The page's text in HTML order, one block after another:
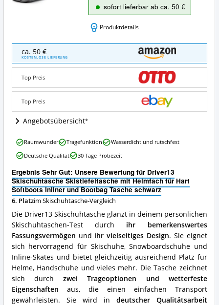
sofort lieferbar ab ca. 50 €
Produktdetails
Driver13
Skischuhtasche
Skistiefeltasche
Helmfach
für
Hart
Softboots
Inliner
und
Tasche
schwarz
Angebote:
Wo
ist
diese
Skischuhtasche
erhältlich?
ca. 50 €
KOSTENLOSE LIEFERUNG
Top Preis
Top Preis
Angebotsübersicht
Ergebnis Sehr Gut: Unsere Bewertung für Driver13
Skischuhtasche Skistiefeltasche mit Helmfach für Hart
Softboots Inliner und Bootbag Tasche schwarz
6. Platzim Skischuhtasche-Vergleich
Die Driver13 Skischuhtasche glänzt in deinem persönlichen
Skischuhtaschen-Test durch ihr bemerkenswertes
Fassungsvermögen und ihr vielseitiges Design. Sie eignet
sich hervorragend für Skischuhe, Snowboardschuhe und
Inline-Skates und bietet gleichzeitig ausreichend Platz für
Helme, Handschuhe und vieles mehr. Die Tasche zeichnet
sich durchzwei Trageoptionen und wetterfeste
Eigenschaften aus, die einen einfachen Transport
gewährleisten. Sie wird in deutscher Qualitätsarbeit
Driver13
Skischuhtasche
Skistiefeltasche
Helmfach
für
Hart
Softboots
Inliner
und
Bootbag
Tasche
schwarz
Vorteile:
Was
spricht
für
diese
Skischuhtasche?
Raumwunder Tragefunktion
Wasserdicht und rutschfest
Deutsche Qualität
30 Tage Probezeit